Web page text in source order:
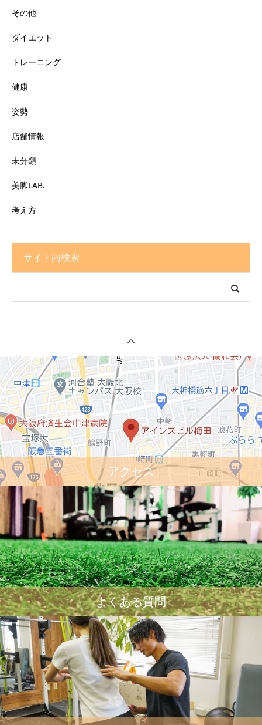
その他
ダイエット
トレーニング
健康
姿勢
店舗情報
未分類
美脚LAB.
考え方
サイト内検索
アクセス
よくある質問